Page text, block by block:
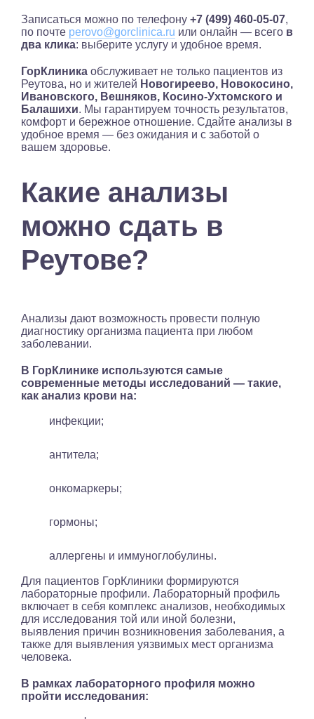
Записаться можно по телефону +7 (499) 460-05-07,
по почте perovo@gorclinica.ru или онлайн — всего в
два клика: выберите услугу и удобное время.
ГорКлиника обслуживает не только пациентов из
Реутова, но и жителей Новогиреево, Новокосино,
Ивановского, Вешняков, Косино-Ухтомского и
Балашихи. Мы гарантируем точность результатов,
комфорт и бережное отношение. Сдайте анализы в
удобное время — без ожидания и с заботой о
вашем здоровье.
Какие анализы
можно сдать в
Реутове?
Анализы дают возможность провести полную
диагностику организма пациента при любом
заболевании.
В ГорКлинике используются самые
современные методы исследований — такие,
как анализ крови на:
инфекции;
антитела;
онкомаркеры;
гормоны;
аллергены и иммуноглобулины.
Для пациентов ГорКлиники формируются
лабораторные профили. Лабораторный профиль
включает в себя комплекс анализов, необходимых
для исследования той или иной болезни,
выявления причин возникновения заболевания, а
также для выявления уязвимых мест организма
человека.
В рамках лабораторного профиля можно
пройти исследования: